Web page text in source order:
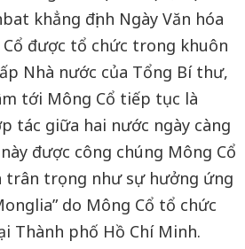
khẳng định Ngày Văn hóa
được tổ chức trong khuôn
Nhà nước của Tổng Bí thư,
tới Mông Cổ tiếp tục là
tác giữa hai nước ngày càng
được công chúng Mông Cổ
trân trọng như sự hưởng ứng
do Mông Cổ tổ chức
Thành phố Hồ Chí Minh.